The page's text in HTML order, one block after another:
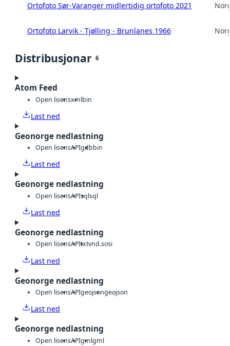
Ortofoto Sør-Varanger midlertidig ortofoto 2021
Ortofoto Larvik - Tjølling - Brunlanes 1966
Distribusjonar 6
Atom Feed
Open lisensxmlbin
Last ned
Geonorge nedlastning
Open lisensAPIgdbbin
Last ned
Geonorge nedlastning
Open lisensAPIsqlsql
Last ned
Geonorge nedlastning
Open lisensAPItxtvnd.sosi
Last ned
Geonorge nedlastning
Open lisensAPIgeojsongeojson
Last ned
Geonorge nedlastning
Open lisensAPIgmlgml